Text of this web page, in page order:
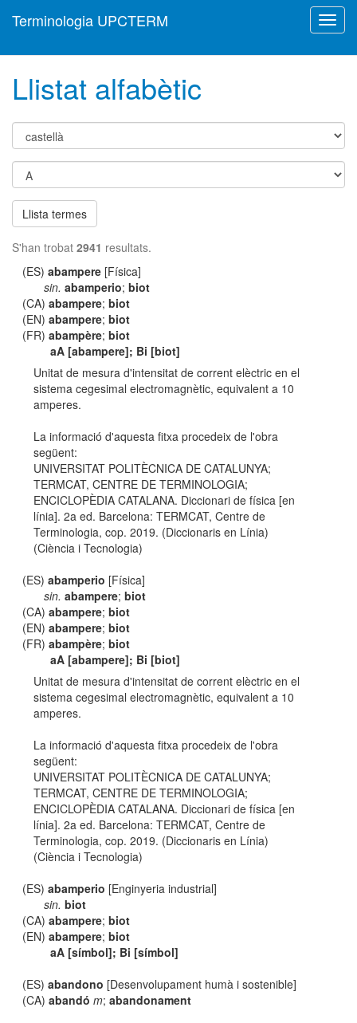
Terminologia UPCTERM
Llistat alfabètic
Llista termes
S'han trobat 2941 resultats.
(ES)abampere [Física]
sin. abamperio; biot
(CA)abampere;biot
(EN)abampere;biot
(FR)abampère;biot
aA [abampere]; Bi [biot]
Unitat de mesura d'intensitat de corrent elèctric en el
sistema cegesimal electromagnètic, equivalent a 10
amperes.
La informació d'aquesta fitxa procedeix de l'obra
següent:
UNIVERSITAT POLITÈCNICA DE CATALUNYA;
TERMCAT, CENTRE DE TERMINOLOGIA;
ENCICLOPÈDIA CATALANA. Diccionari de física [en
línia]. 2a ed. Barcelona: TERMCAT, Centre de
Terminologia, cop. 2019. (Diccionaris en Línia)
(Ciència i Tecnologia)
(ES)abamperio [Física]
sin. abampere; biot
(CA)abampere;biot
(EN)abampere;biot
(FR)abampère;biot
aA [abampere]; Bi [biot]
Unitat de mesura d'intensitat de corrent elèctric en el
sistema cegesimal electromagnètic, equivalent a 10
amperes.
La informació d'aquesta fitxa procedeix de l'obra
següent:
UNIVERSITAT POLITÈCNICA DE CATALUNYA;
TERMCAT, CENTRE DE TERMINOLOGIA;
ENCICLOPÈDIA CATALANA. Diccionari de física [en
línia]. 2a ed. Barcelona: TERMCAT, Centre de
Terminologia, cop. 2019. (Diccionaris en Línia)
(Ciència i Tecnologia)
(ES)abamperio [Enginyeria industrial]
sin. biot
(CA)abampere;biot
(EN)abampere;biot
aA [símbol]; Bi [símbol]
(ES)abandono [Desenvolupament humà i sostenible]
(CA)abandó m;abandonament